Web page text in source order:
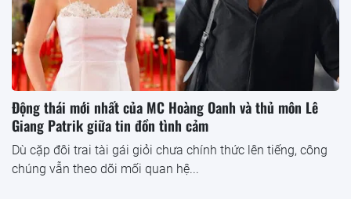
Động thái mới nhất của MC Hoàng Oanh và thủ môn Lê
Giang Patrik giữa tin đồn tình cảm
Dù cặp đôi trai tài gái giỏi chưa chính thức lên tiếng, công
chúng vẫn theo dõi mối quan hệ...